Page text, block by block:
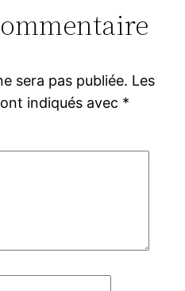
sera pas publiée. Les
indiqués avec *